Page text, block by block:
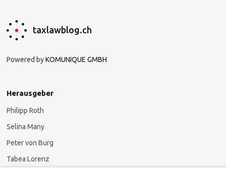
taxlawblog.ch
Powered byKOMUNIQUE GMBH
Herausgeber
Philipp Roth
Selina Many
Peter von Burg
Tabea Lorenz